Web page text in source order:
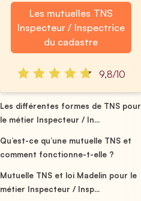
Les mutuelles TNS
Inspecteur / Inspectrice
du cadastre
9,8/10
Les différentes formes de TNS pour
le métier Inspecteur / In...
Qu’est-ce qu’une mutuelle TNS et
comment fonctionne-t-elle ?
Mutuelle TNS et loi Madelin pour le
métier Inspecteur / Insp...